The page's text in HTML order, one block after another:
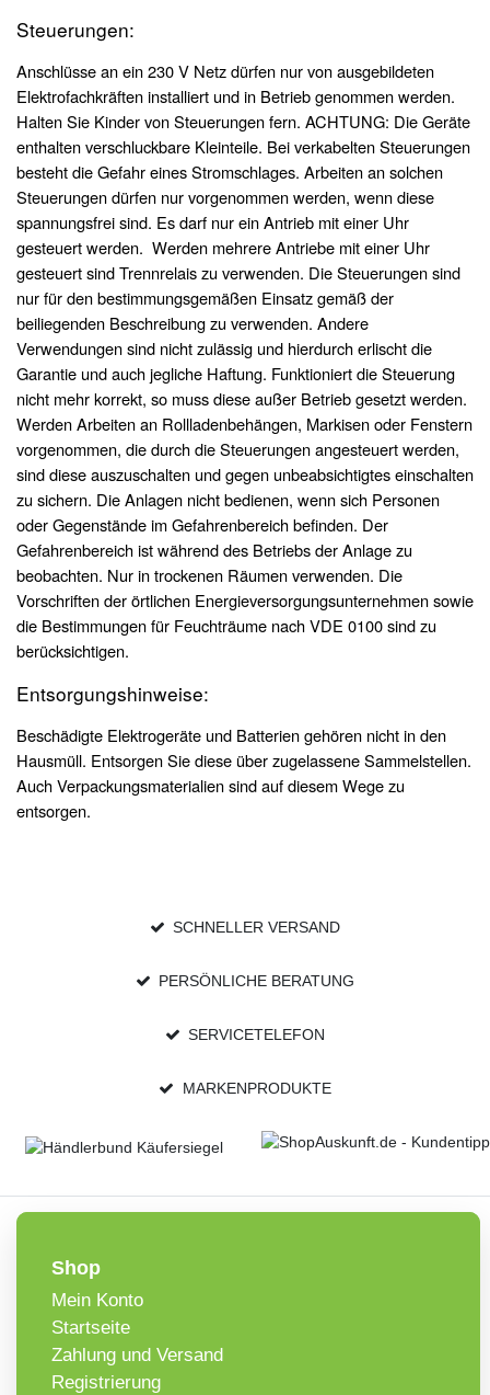
Steuerungen:
Anschlüsse an ein 230 V Netz dürfen nur von ausgebildeten
Elektrofachkräften installiert und in Betrieb genommen werden.
Halten Sie Kinder von Steuerungen fern. ACHTUNG: Die Geräte
enthalten verschluckbare Kleinteile. Bei verkabelten Steuerungen
besteht die Gefahr eines Stromschlages. Arbeiten an solchen
Steuerungen dürfen nur vorgenommen werden, wenn diese
spannungsfrei sind. Es darf nur ein Antrieb mit einer Uhr
gesteuert werden. Werden mehrere Antriebe mit einer Uhr
gesteuert sind Trennrelais zu verwenden. Die Steuerungen sind
nur für den bestimmungsgemäßen Einsatz gemäß der
beiliegenden Beschreibung zu verwenden. Andere
Verwendungen sind nicht zulässig und hierdurch erlischt die
Garantie und auch jegliche Haftung. Funktioniert die Steuerung
nicht mehr korrekt, so muss diese außer Betrieb gesetzt werden.
Werden Arbeiten an Rollladenbehängen, Markisen oder Fenstern
vorgenommen, die durch die Steuerungen angesteuert werden,
sind diese auszuschalten und gegen unbeabsichtigtes einschalten
zu sichern. Die Anlagen nicht bedienen, wenn sich Personen
oder Gegenstände im Gefahrenbereich befinden. Der
Gefahrenbereich ist während des Betriebs der Anlage zu
beobachten. Nur in trockenen Räumen verwenden. Die
Vorschriften der örtlichen Energieversorgungsunternehmen sowie
die Bestimmungen für Feuchträume nach VDE 0100 sind zu
berücksichtigen.
Entsorgungshinweise:
Beschädigte Elektrogeräte und Batterien gehören nicht in den
Hausmüll. Entsorgen Sie diese über zugelassene Sammelstellen.
Auch Verpackungsmaterialien sind auf diesem Wege zu
entsorgen.
SCHNELLER VERSAND
PERSÖNLICHE BERATUNG
SERVICETELEFON
MARKENPRODUKTE
Shop
Mein Konto
Startseite
Zahlung und Versand
Registrierung